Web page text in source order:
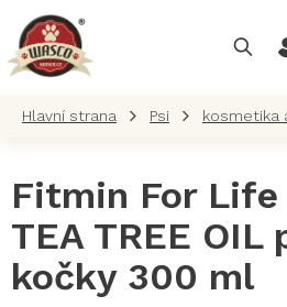
obsah
Psi kosmetika
Fitmin For Life
TEA TREE OIL
kočky 300 ml